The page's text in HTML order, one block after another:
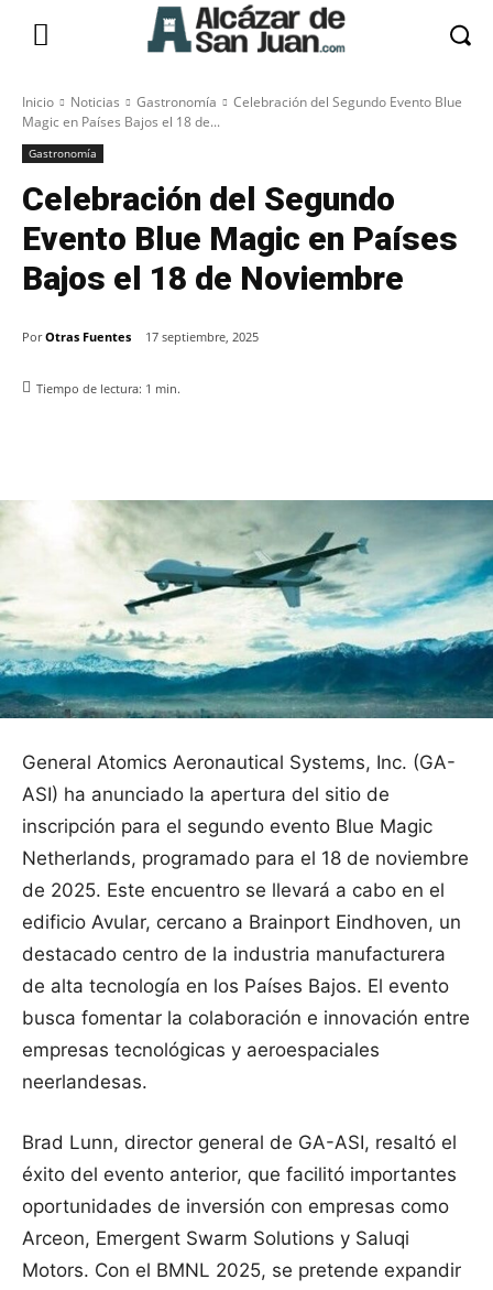
Inicio Noticias Gastronomía
Celebración del Segundo Evento Blue
Magic en Países Bajos el 18 de...
Gastronomía
Celebración del Segundo
Evento Blue Magic en Países
Bajos el 18 de Noviembre
Por Otras Fuentes 17 septiembre, 2025
Tiempo de lectura: 1 min.
General Atomics Aeronautical Systems, Inc. (GA-
ASI) ha anunciado la apertura del sitio de
inscripción para el segundo evento Blue Magic
Netherlands, programado para el 18 de noviembre
de 2025. Este encuentro se llevará a cabo en el
edificio Avular, cercano a Brainport Eindhoven, un
destacado centro de la industria manufacturera
de alta tecnología en los Países Bajos. El evento
busca fomentar la colaboración e innovación entre
empresas tecnológicas y aeroespaciales
neerlandesas.
Brad Lunn, director general de GA-ASI, resaltó el
éxito del evento anterior, que facilitó importantes
oportunidades de inversión con empresas como
Arceon, Emergent Swarm Solutions y Saluqi
Motors. Con el BMNL 2025, se pretende expandir